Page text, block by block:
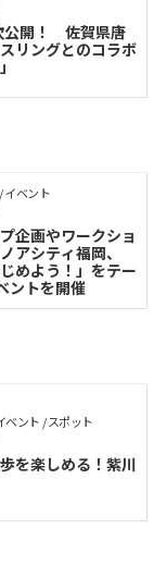
公開！ 佐賀県唐
リングとのコラボ
イベント
企画やワークショ
シティ福岡、
めよう！」をテー
ントを開催
ベント / スポット
を楽しめる！紫川